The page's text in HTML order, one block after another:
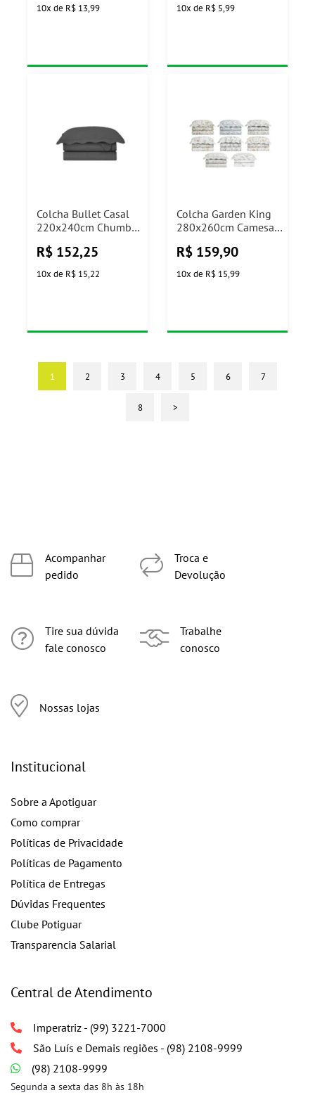
10x de R$ 13,99 10x de R$ 5,99
Colcha Bullet Casal
220x240cm Chumbo
R$ 152,25
10x de R$ 15,22
Colcha Garden King
280x260cm Camesa
R$ 159,90
10x de R$ 15,99
1 2 3 4 5 6 7
8 >
Acompanhar
pedido
Tire sua dúvida
fale conosco
Nossas lojas
Troca e
Devolução
Trabalhe
conosco
Institucional
Sobre a Apotiguar
Como comprar
Políticas de Privacidade
Políticas de Pagamento
Política de Entregas
Dúvidas Frequentes
Clube Potiguar
Transparencia Salarial
Central de Atendimento
Imperatriz - (99) 3221-7000
São Luís e Demais regiões - (98) 2108-9999
(98) 2108-9999
Segunda a sexta das 8h às 18h